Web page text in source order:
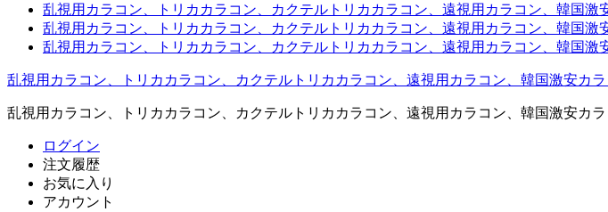
乱視用カラコン、トリカカラコン、カクテルトリカカラコン、遠視用カラコン、韓国
乱視用カラコン、トリカカラコン、カクテルトリカカラコン、遠視用カラコン、韓国
乱視用カラコン、トリカカラコン、カクテルトリカカラコン、遠視用カラコン、韓国
乱視用カラコン、トリカカラコン、カクテルトリカカラコン、遠視用カラコン、韓国激安カ
乱視用カラコン、トリカカラコン、カクテルトリカカラコン、遠視用カラコン、韓国激安カ
ログイン
注文履歴
お気に入り
アカウント